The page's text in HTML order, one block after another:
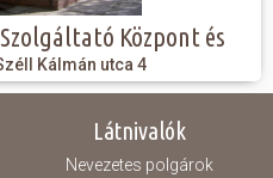
Központ és
Szolgálat
Kálmán utca 4
Látnivalók
Nevezetes polgárok